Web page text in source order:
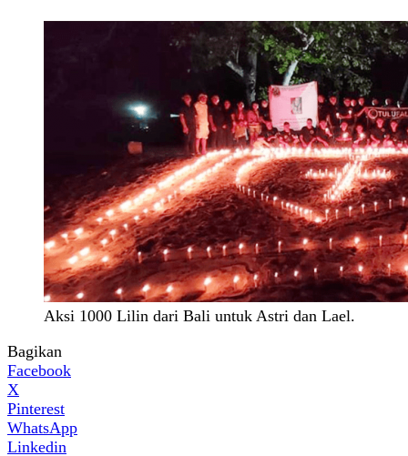
Aksi 1000 Lilin dari Bali untuk Astri dan Lael.
Bagikan
Facebook
X
Pinterest
WhatsApp
Linkedin